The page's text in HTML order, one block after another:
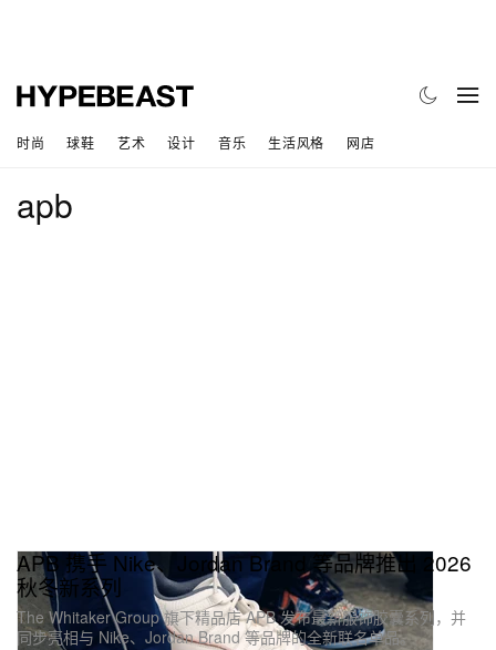
时尚 球鞋 艺术 设计 音乐 生活风格 网店
apb
APB 携手 Nike、Jordan Brand 等品牌推出 2026
秋冬新系列
The Whitaker Group 旗下精品店 APB 发布最新服饰胶囊系列，并
同步亮相与 Nike、Jordan Brand 等品牌的全新联名单品。